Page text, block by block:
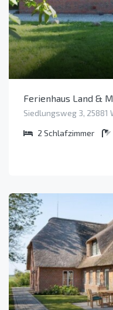
Ferienhaus Land &
Siedlungsweg 3, 25881
2 Schlafzimmer